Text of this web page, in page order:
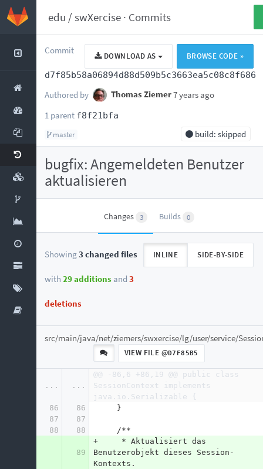
edu /swXercise · Commits
DOWNLOAD AS BROWSE CODE »
Commit
d7f85b58a06894d88d509b5c3663ea5c08c8f686
Authored by Thomas Ziemer7 years ago
1 parent f8f21bfa
build: skipped
master
bugfix: Angemeldeten Benutzer
aktualisieren
Changes 3 Builds 0
INLINE SIDE-BY-SIDE
Showing3 changed files
with 29 additions and 3
deletions
src/main/java/net/ziemers/swxercise/lg/user/service/
VIEW FILE @D7F85B5
... ...
@@ -86,6 +86,19 @@ public class
SessionContext implements
java.io.Serializable {
86
86
     }
87
87
88
88
     /**
89
+     * Aktualisiert das
Benutzerobjekt dieses Session-
Kontexts.